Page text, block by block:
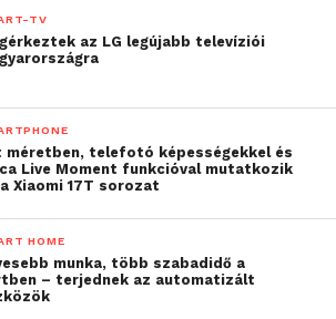
TV
az LG legújabb televíziói
méretben, telefotó képességekkel és
Live Moment funkcióval mutatkozik
Xiaomi 17T sorozat
HOME
munka, több szabadidő a
– terjednek az automatizált